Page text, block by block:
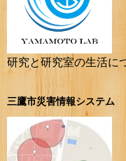
研究と研究室の生活に
三鷹市災害情報システム